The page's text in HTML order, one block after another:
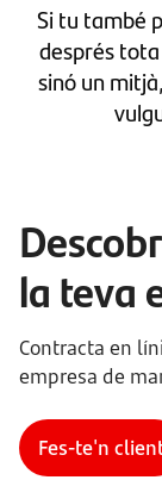
Si tu també
després
sinó un
la teva
Contracta en
empresa de
Fes-te'n